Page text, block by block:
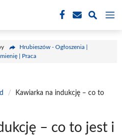
Hrubieszów - Ogłoszenia |
| Praca
/
Kawiarka na indukcję – co to
– co to jest i